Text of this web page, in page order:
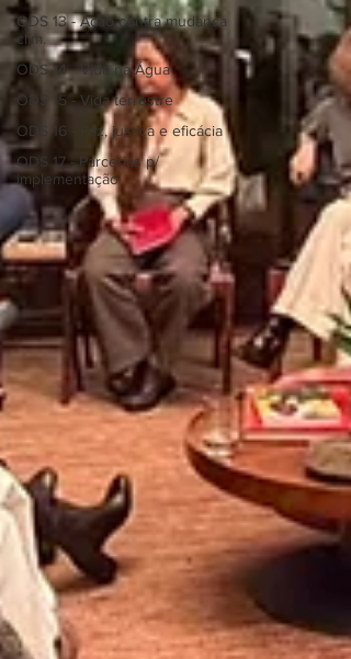
ODS 13 - Ação contra mudança
clim.
ODS 14 - Vida na Água
ODS 15 - Vida terrestre
ODS 16 - Paz, justiça e eficácia
ODS 17 - Parcerias p/
implementação